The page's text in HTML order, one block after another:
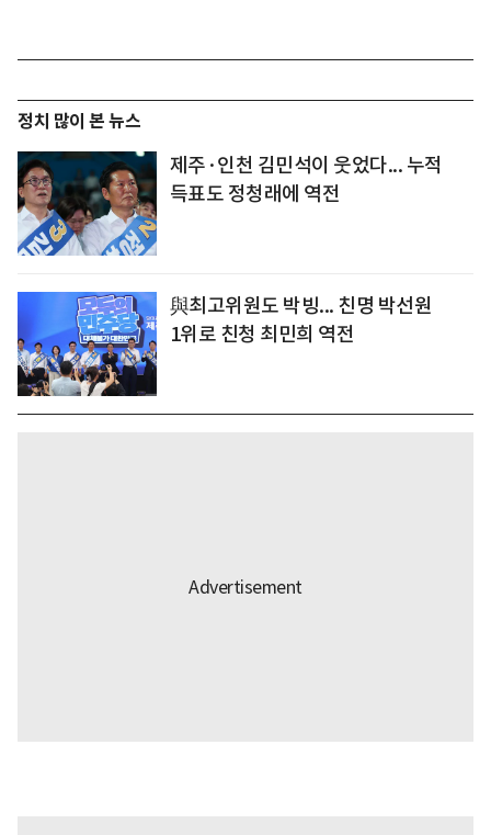
정치 많이 본 뉴스
제주·인천 김민석이 웃었다... 누적
득표도 정청래에 역전
與최고위원도 박빙... 친명 박선원
1위로 친청 최민희 역전